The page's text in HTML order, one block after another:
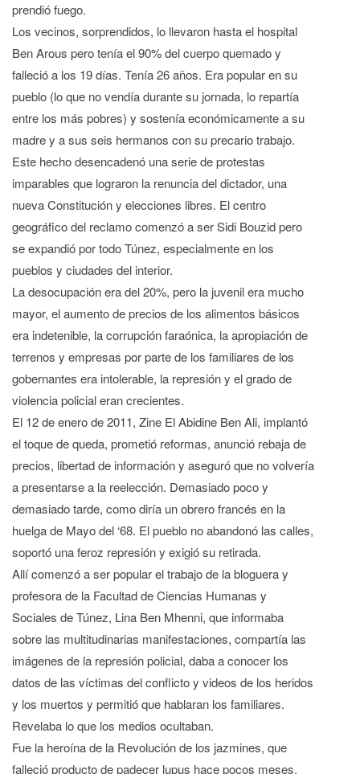
prendió fuego.
Los vecinos, sorprendidos, lo llevaron hasta el hospital
Ben Arous pero tenía el 90% del cuerpo quemado y
falleció a los 19 días. Tenía 26 años. Era popular en su
pueblo (lo que no vendía durante su jornada, lo repartía
entre los más pobres) y sostenía económicamente a su
madre y a sus seis hermanos con su precario trabajo.
Este hecho desencadenó una serie de protestas
imparables que lograron la renuncia del dictador, una
nueva Constitución y elecciones libres. El centro
geográfico del reclamo comenzó a ser Sidi Bouzid pero
se expandió por todo Túnez, especialmente en los
pueblos y ciudades del interior.
La desocupación era del 20%, pero la juvenil era mucho
mayor, el aumento de precios de los alimentos básicos
era indetenible, la corrupción faraónica, la apropiación de
terrenos y empresas por parte de los familiares de los
gobernantes era intolerable, la represión y el grado de
violencia policial eran crecientes.
El 12 de enero de 2011, Zine El Abidine Ben Ali, implantó
el toque de queda, prometió reformas, anunció rebaja de
precios, libertad de información y aseguró que no volvería
a presentarse a la reelección. Demasiado poco y
demasiado tarde, como diría un obrero francés en la
huelga de Mayo del ‘68. El pueblo no abandonó las calles,
soportó una feroz represión y exigió su retirada.
Allí comenzó a ser popular el trabajo de la bloguera y
profesora de la Facultad de Ciencias Humanas y
Sociales de Túnez, Lina Ben Mhenni, que informaba
sobre las multitudinarias manifestaciones, compartía las
imágenes de la represión policial, daba a conocer los
datos de las víctimas del conflicto y videos de los heridos
y los muertos y permitió que hablaran los familiares.
Revelaba lo que los medios ocultaban.
Fue la heroína de la Revolución de los jazmines, que
falleció producto de padecer lupus hace pocos meses.